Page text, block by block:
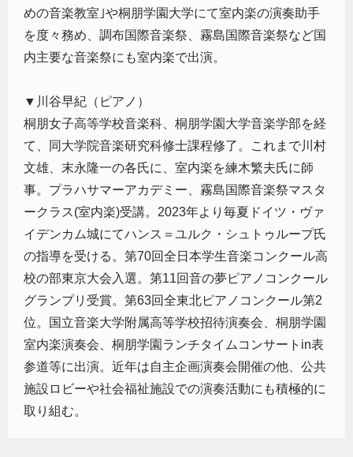
めの音楽教室｣や桐朋学園大学にて室内楽の演奏助手
を度々務め、調布国際音楽祭、霧島国際音楽祭など国
内主要な音楽祭にも室内楽で出演。
▼川谷早紀（ピアノ）
桐朋女子高等学校音楽科、桐朋学園大学音楽学部を経
て、同大学院音楽研究科修士課程修了。これまで川村
文雄、末永隆一の各氏に、室内楽を練木繁夫氏に師
事。プラハサマーアカデミー、霧島国際音楽祭マスタ
ークラス(室内楽)受講。2023年より毎夏ドイツ・ヴァ
イデンカム城にてハンス＝ユルク・シュトゥループ氏
の指導を受ける。第70回全日本学生音楽コンクール高
校の部東京大会入選。第11回音の夢ピアノコンクール
グランプリ受賞。第63回全東北ピアノコンクール第2
位。国立音楽大学附属高等学校招待演奏会、桐朋学園
室内楽演奏会、桐朋学園ランチタイムコンサートin表
参道等に出演。近年は自主企画演奏会開催の他、公共
施設ロビーや社会福祉施設での演奏活動にも積極的に
取り組む。